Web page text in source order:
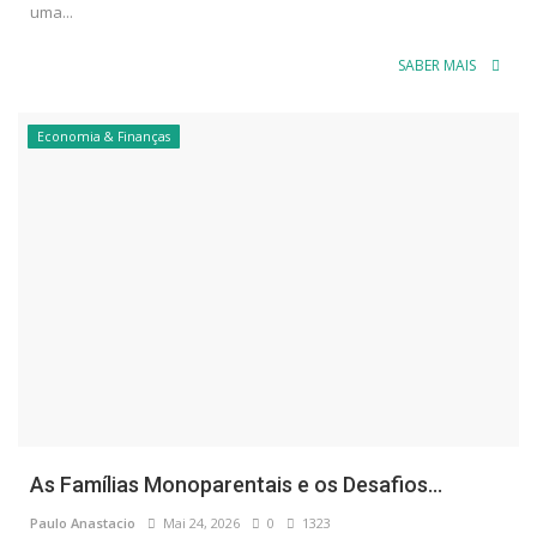
uma...
SABER MAIS
Economia & Finanças
As Famílias Monoparentais e os Desafios...
Paulo Anastacio Mai 24, 2026 0 1323